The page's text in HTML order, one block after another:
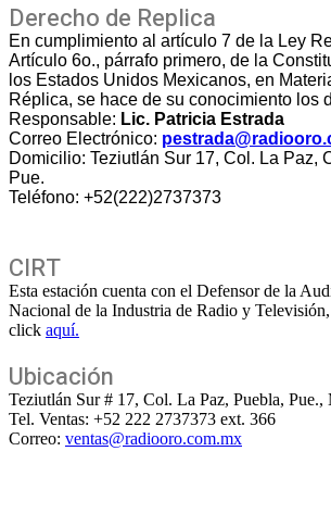
Derecho de Replica
En cumplimiento al artículo 7 de la Ley
Artículo 6o., párrafo primero, de la
los Estados Unidos Mexicanos, en
Réplica, se hace de su conocimiento los
Responsable: Lic. Patricia Estrada
Correo Electrónico:
Domicilio: Teziutlán Sur 17, Col. La Paz,
Pue.
Teléfono: +52(222)2737373
CIRT
Esta estación cuenta con el Defensor de la
Nacional de la Industria de Radio y Televisión,
click aquí.
Ubicación
Teziutlán Sur # 17, Col. La Paz, Puebla, Pue.,
Tel. Ventas: +52 222 2737373 ext. 366
Correo: ventas@radiooro.com.mx